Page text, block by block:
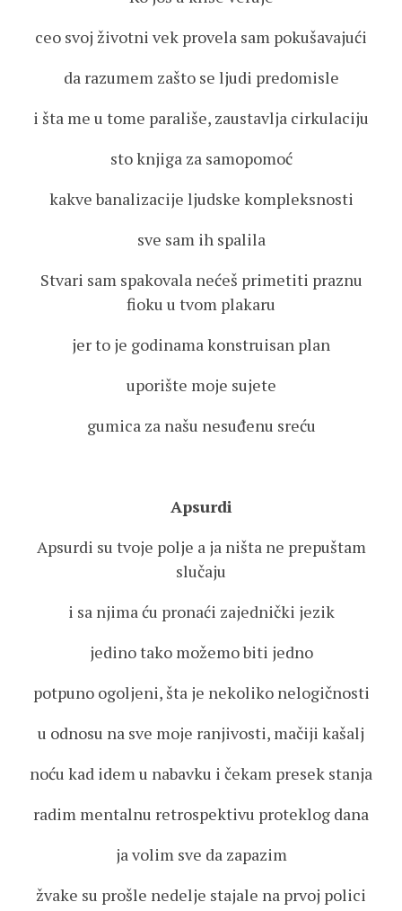
ceo svoj životni vek provela sam pokušavajući
da razumem zašto se ljudi predomisle
i šta me u tome parališe, zaustavlja cirkulaciju
sto knjiga za samopomoć
kakve banalizacije ljudske kompleksnosti
sve sam ih spalila
Stvari sam spakovala nećeš primetiti praznu
fioku u tvom plakaru
jer to je godinama konstruisan plan
uporište moje sujete
gumica za našu nesuđenu sreću
Apsurdi
Apsurdi su tvoje polje a ja ništa ne prepuštam
slučaju
i sa njima ću pronaći zajednički jezik
jedino tako možemo biti jedno
potpuno ogoljeni, šta je nekoliko nelogičnosti
u odnosu na sve moje ranjivosti, mačiji kašalj
noću kad idem u nabavku i čekam presek stanja
radim mentalnu retrospektivu proteklog dana
ja volim sve da zapazim
žvake su prošle nedelje stajale na prvoj polici